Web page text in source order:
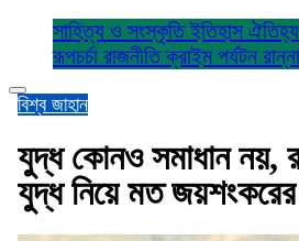
সাহিত্য ও সংস্কৃতিইতিহাস ঐতিহ্য
রূপচর্চা রাজনীতিক্রাইম পর্যটন
বিশ্ব জাহান
যুদ্ধ কোনও সমাধান নয়,
যুদ্ধ নিয়ে মত জয়শংকরের